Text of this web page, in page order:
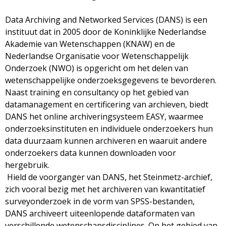
Data Archiving and Networked Services (DANS) is een
instituut dat in 2005 door de Koninklijke Nederlandse
Akademie van Wetenschappen (KNAW) en de
Nederlandse Organisatie voor Wetenschappelijk
Onderzoek (NWO) is opgericht om het delen van
wetenschappelijke onderzoeksgegevens te bevorderen.
Naast training en consultancy op het gebied van
datamanagement en certificering van archieven, biedt
DANS het online archiveringsysteem EASY, waarmee
onderzoeksinstituten en individuele onderzoekers hun
data duurzaam kunnen archiveren en waaruit andere
onderzoekers data kunnen downloaden voor
hergebruik.
Hield de voorganger van DANS, het Steinmetz-archief,
zich vooral bezig met het archiveren van kwantitatief
surveyonderzoek in de vorm van SPSS-bestanden,
DANS archiveert uiteenlopende dataformaten van